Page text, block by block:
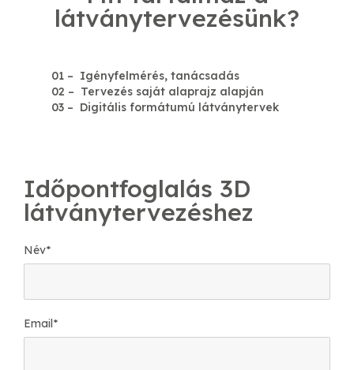
látványtervezésünk?
01 – Igényfelmérés, tanácsadás
02 – Tervezés saját alaprajz alapján
03 – Digitális formátumú látványtervek
Időpontfoglalás 3D
látványtervezéshez
Név*
Email*